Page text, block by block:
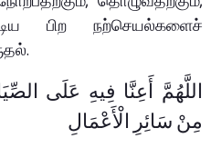
பிற நற்செயல்களைச்
اللَّهُمَّ أَعِنَّا فِيهِ عَلَى
مِنْ سَائِرِ الْأَعْمَالِ